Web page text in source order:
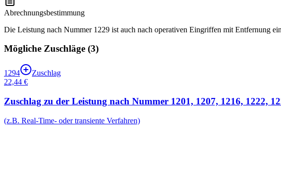
Abrechnungsbestimmung
Die Leistung nach Nummer 1229 ist auch nach operativen Eingriffen mit Entfernung
Mögliche Zuschläge (3)
1294
Zuschlag
22,44 €
Zuschlag zu der Leistung nach Nummer 1201, 1207, 1216, 1222,
(z.B. Real-Time- oder transiente Verfahren)